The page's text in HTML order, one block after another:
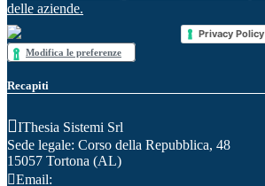
delle aziende.
Privacy Policy
Modifica le preferenze
Recapiti
IThesia Sistemi Srl
Sede legale: Corso della Repubblica, 48
15057 Tortona (AL)
Email: